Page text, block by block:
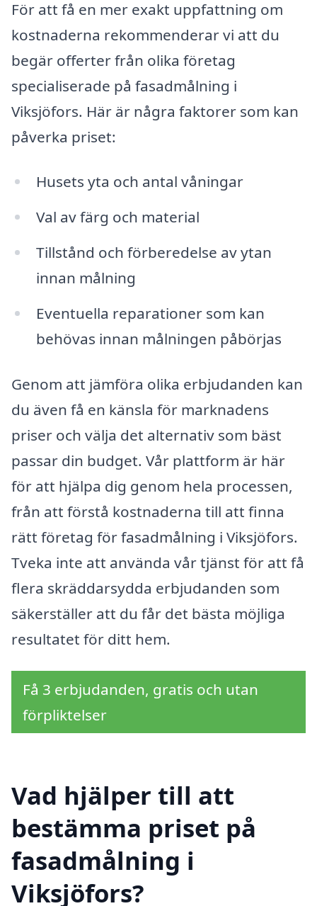
För att få en mer exakt uppfattning om
kostnaderna rekommenderar vi att du
begär offerter från olika företag
specialiserade på fasadmålning i
Viksjöfors. Här är några faktorer som kan
påverka priset:
Husets yta och antal våningar
Val av färg och material
Tillstånd och förberedelse av ytan
innan målning
Eventuella reparationer som kan
behövas innan målningen påbörjas
Genom att jämföra olika erbjudanden kan
du även få en känsla för marknadens
priser och välja det alternativ som bäst
passar din budget. Vår plattform är här
för att hjälpa dig genom hela processen,
från att förstå kostnaderna till att finna
rätt företag för fasadmålning i Viksjöfors.
Tveka inte att använda vår tjänst för att få
flera skräddarsydda erbjudanden som
säkerställer att du får det bästa möjliga
resultatet för ditt hem.
Få 3 erbjudanden, gratis och utan
förpliktelser
Vad hjälper till att
bestämma priset på
fasadmålning i
Viksjöfors?